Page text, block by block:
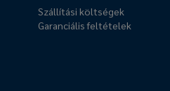
Szállítási költségek
Garanciális feltételek